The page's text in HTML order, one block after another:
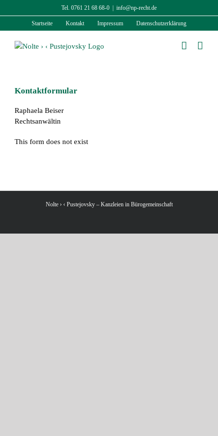
Inhalt
Tel. 0761 21 68 68-0 info@np-recht.de
Startseite Kontakt Impressum Datenschutzerklärung
Kontaktformular
Raphaela Beiser
Rechtsanwältin
This form does not exist
Nolte › ‹ Pustejovsky – Kanzleien in Bürogemeinschaft